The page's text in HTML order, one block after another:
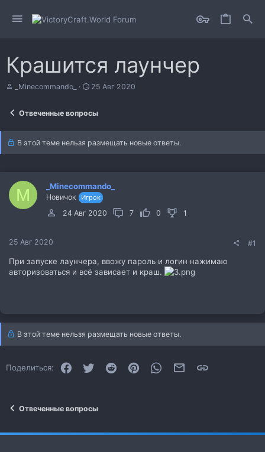
Крашится лаунчер
е
м
_Minecommando_
Д
а
ч
а
25 Авг 2020
Отвеченные вопросы
В этой теме нельзя размещать новые ответы.
M _Minecommando_
Новичок Игрок
24 Авг 2020 7 0 1
25 Авг 2020 #1
При запуске лаунчера, ввожу пароль и логин нажимаю
авторизоваться и всё зависает и краш.
В этой теме нельзя размещать новые ответы.
Поделиться: FacebookTwitter Reddit PinterestWhatsAppЭлектронная почта
Отвеченные вопросы